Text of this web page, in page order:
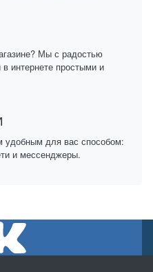
Мы с радостью
интернете простыми и
для вас способом:
и мессенджеры.